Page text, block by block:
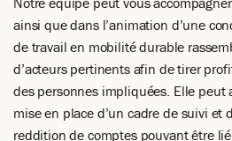
ainsi que dans l’animation d’une
de travail en mobilité durable
d’acteurs pertinents afin de tirer
des personnes impliquées. Elle peut
mise en place d’un cadre de suivi et
reddition de comptes pouvant être